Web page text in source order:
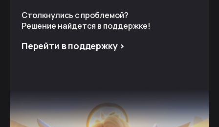
Столкнулись с проблемой?
Решение найдется в поддержке!
Перейти в поддержку >